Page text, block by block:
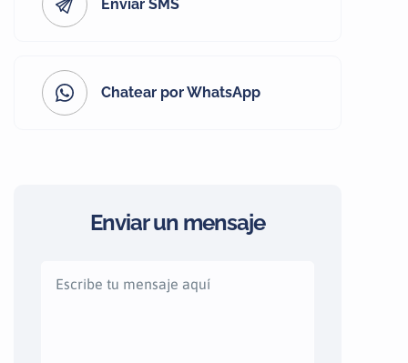
Enviar SMS
Chatear por WhatsApp
Enviar un mensaje